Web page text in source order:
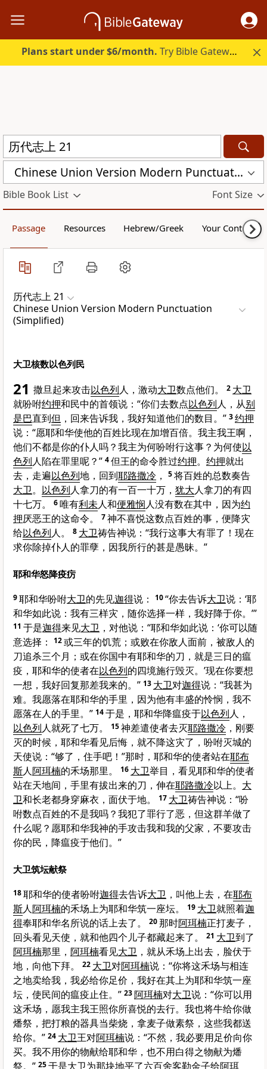
Plans start under $6/month. Try Bible Gateway Plus.
Chinese Union Version Modern Punctuation (Simplified) (CUVMPS)
Bible Book List Font Size
Passage Resources Hebrew/Greek Your Content
历代志上 21
Chinese Union Version Modern Punctuation
(Simplified)
大卫核数以色列民
21 撒旦起来攻击以色列人，激动大卫数点他们。 2 大卫
就吩咐约押和民中的首领说：“你们去数点以色列人，从别
是巴直到但 ，回来告诉我，我好知道他们的数目。” 3约押
说：“愿耶和华使他的百姓比现在加增百倍。我主我王啊，
他们不都是你的仆人吗？我主为何吩咐行这事？为何使以
色列人陷在罪里呢？” 4但王的命令胜过约押。 约押就出
去，走遍以色列地，回到耶路撒冷 ， 5将百姓的总数奏告
大卫。 以色列人拿刀的有一百一十万， 犹大人拿刀的有四
十七万。
6唯有利未人和便雅悯人没有数在其中，因为约
押厌恶王的这命令。 7神不喜悦这数点百姓的事，便降灾
给以色列人。 8 大卫祷告神说：“我行这事大有罪了！现在
求你除掉仆人的罪孽，因我所行的甚是愚昧。”
耶和华怒降疫疠
9耶和华吩咐大卫的先见迦得说： 10“你去告诉大卫说：‘耶
和华如此说：我有三样灾，随你选择一样，我好降于你。’”
11 于是迦得来见大卫 ，对他说：“耶和华如此说：‘你可以随
意选择：
12或三年的饥荒；或败在你敌人面前，被敌人的
刀追杀三个月；或在你国中有耶和华的刀，就是三日的瘟
疫，耶和华的使者在以色列的四境施行毁灭。’现在你要想
一想，我好回复那差我来的。” 13 大卫对迦得说：“我甚为
难。我愿落在耶和华的手里，因为他有丰盛的怜悯，我不
愿落在人的手里。” 14于是，耶和华降瘟疫于以色列人，
以色列人就死了七万。 15神差遣使者去灭耶路撒冷 ，刚要
灭的时候，耶和华看见后悔，就不降这灾了，吩咐灭城的
天使说：“够了，住手吧！”那时，耶和华的使者站在耶布
斯人阿珥楠的禾场那里。 16 大卫举目，看见耶和华的使者
站在天地间，手里有拔出来的刀，伸在耶路撒冷以上。 大
卫和长老都身穿麻衣，面伏于地。 17 大卫祷告神说：“吩
咐数点百姓的不是我吗？我犯了罪行了恶，但这群羊做了
什么呢？愿耶和华我神的手攻击我和我的父家，不要攻击
你的民，降瘟疫于他们。”
大卫筑坛献祭
18耶和华的使者吩咐迦得去告诉大卫 ，叫他上去，在耶布
斯人阿珥楠的禾场上为耶和华筑一座坛。 19 大卫就照着迦
得奉耶和华名所说的话上去了。 20那时阿珥楠正打麦子，
回头看见天使，就和他四个儿子都藏起来了。
21 大卫到了
阿珥楠那里， 阿珥楠看见大卫 ，就从禾场上出去，脸伏于
地，向他下拜。
22 大卫对阿珥楠说：“你将这禾场与相连
之地卖给我，我必给你足价，我好在其上为耶和华筑一座
坛，使民间的瘟疫止住。” 23 阿珥楠对大卫说：“你可以用
这禾场，愿我主我王照你所喜悦的去行。我也将牛给你做
燔祭，把打粮的器具当柴烧，拿麦子做素祭，这些我都送
给你。” 24 大卫王对阿珥楠说：“不然，我必要用足价向你
买。我不用你的物献给耶和华，也不用白得之物献为燔
祭。” 25于是大卫为那块地平了六百舍客勒金子给阿珥